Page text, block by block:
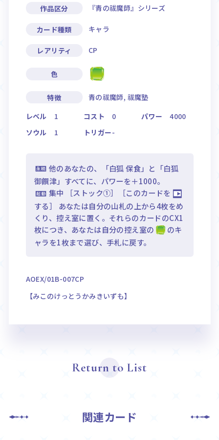
作品区分 『青の祓魔師』シリーズ
カード種類 キャラ
レアリティ CP
色
特徴
青の祓魔師, 祓魔塾
レベル
1 コスト 0 パワー
4000
ソウル
1 トリガー-
他のあなたの、「白狐 保食」と「白狐
御饌津」すべてに、パワーを＋1000。
集中 ［ストック①］［このカードを
する］ あなたは自分の山札の上から4枚をめ
くり、控え室に置く。それらのカードのCX1
枚につき、あなたは自分の控え室の
のキ
ャラを1枚まで選び、手札に戻す。
AOEX/01B-007CP
【みこのけっとうかみきいずも】
Return to List
関連カード